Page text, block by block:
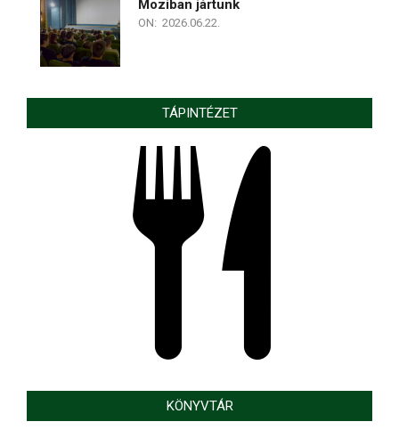
Moziban jártunk
ON: 2026.06.22.
TÁPINTÉZET
KÖNYVTÁR